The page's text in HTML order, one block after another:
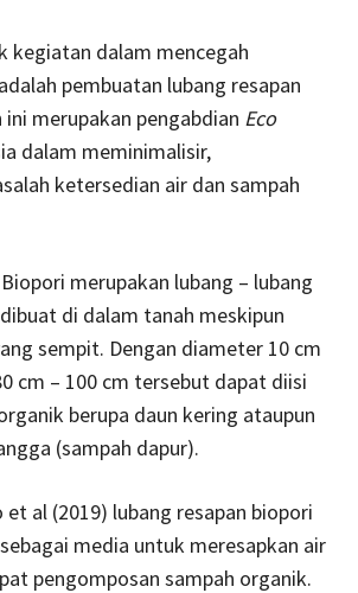
kegiatan dalam mencegah
pembuatan lubang resapan
merupakan pengabdian Eco
dalam meminimalisir,
ketersedian air dan sampah
merupakan lubang – lubang
di dalam tanah meskipun
sempit. Dengan diameter 10 cm
cm – 100 cm tersebut dapat diisi
berupa daun kering ataupun
(sampah dapur).
al (2019) lubang resapan biopori
media untuk meresapkan air
pengomposan sampah organik.